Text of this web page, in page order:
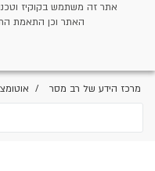
אתר זה משתמש בקוקיז
האתר וכן התאמת
מרכז הידע של רב מסר